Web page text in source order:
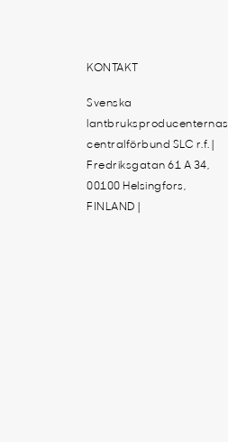
KONTAKT
Svenska
lantbruksproducenternas
centralförbund SLC r.f. |
Fredriksgatan 61 A 34,
00100 Helsingfors,
FINLAND |